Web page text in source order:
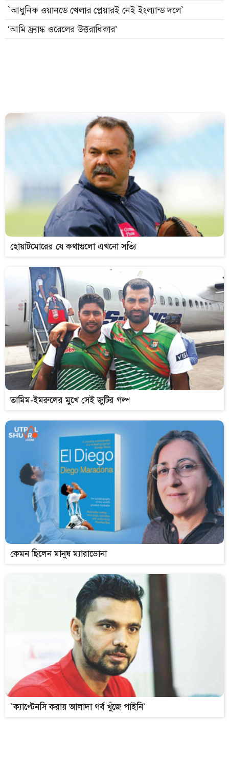
`আধুনিক ওয়ানডে খেলার প্লেয়ারই নেই ইংল্যান্ড দলে`
‘আমি ফ্র্যাঙ্ক ওরেলের উত্তরাধিকার’
হোয়াটমোরের যে কথাগুলো এখনো সত্যি
তামিম-ইমরুলের মুখে সেই জুটির গল্প
কেমন ছিলেন মানুষ ম্যারাডোনা
`ক্যাপ্টেনসি করায় আলাদা গর্ব খুঁজে পাইনি`